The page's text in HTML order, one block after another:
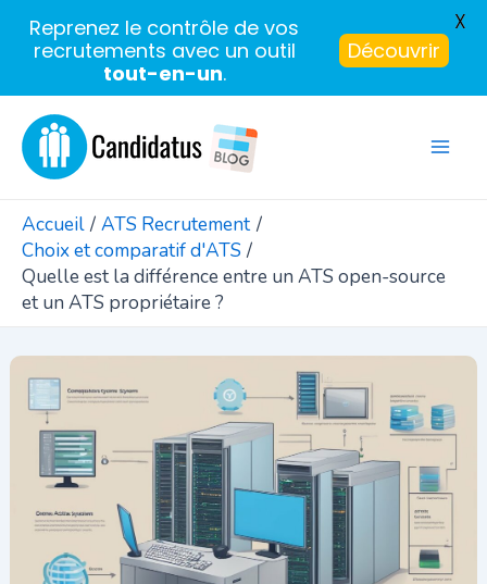
Aller
contenu
Accueil
ATS Recrutement
Choix et comparatif d'ATS
Quelle est la différence entre un ATS open-source
et un ATS propriétaire ?
Reprenez le contrôle de vos
recrutements avec un outil
tout-en-un.
Découvrir
X